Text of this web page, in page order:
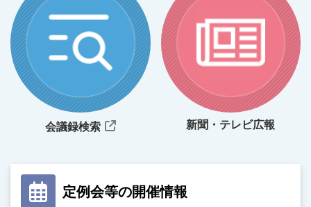
主権者教育
地方議会が進める主権者教育
（全国都道府県議会議長会）
会議録検索 新聞・テレビ広報
定例会等の開催情報